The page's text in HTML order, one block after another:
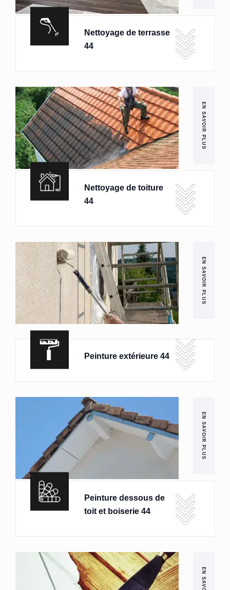
Nettoyage de terrasse
44
EN SAVOIR PLUS
Nettoyage de toiture
44
EN SAVOIR PLUS
Peinture extérieure 44
EN SAVOIR PLUS
Peinture dessous de
toit et boiserie 44